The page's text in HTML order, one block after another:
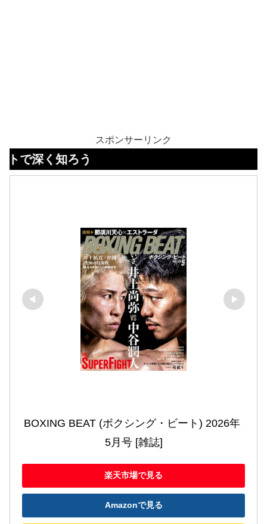
スポンサーリンク
知ろう
BOXING BEAT (ボクシング・ビート) 2026年
5月号 [雑誌]
楽天市場で見る
Amazonで見る